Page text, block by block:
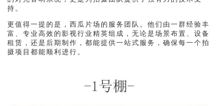
持。
更值得一提的是，西瓜片场的服务团队。他们由一群经验丰
富、专业高效的影视行业精英组成，无论是场景布置、设备
租赁，还是后期制作，都能提供一站式服务，确保每一个拍
摄项目都能顺利进行。